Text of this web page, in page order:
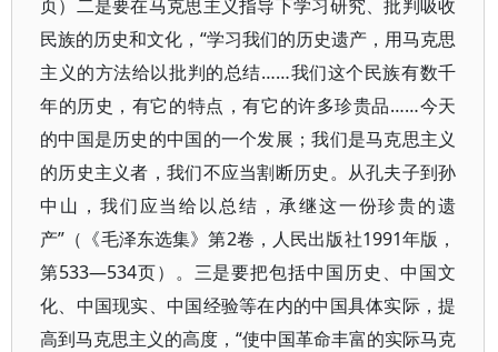
页）二是要在马克思主义指导下学习研究、批判吸收
民族的历史和文化，“学习我们的历史遗产，用马克思
主义的方法给以批判的总结……我们这个民族有数千
年的历史，有它的特点，有它的许多珍贵品……今天
的中国是历史的中国的一个发展；我们是马克思主义
的历史主义者，我们不应当割断历史。从孔夫子到孙
中山，我们应当给以总结，承继这一份珍贵的遗
产”（《毛泽东选集》第2卷，人民出版社1991年版，
第533—534页）。三是要把包括中国历史、中国文
化、中国现实、中国经验等在内的中国具体实际，提
高到马克思主义的高度，“使中国革命丰富的实际马克